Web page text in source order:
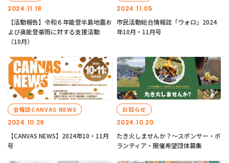
2024.11.18
【活動報告】令和６年能登半島地震お
よび奥能登豪雨に対する支援活動
（10月）
2024.11.05
市民活動総合情報誌「ウォロ」2024
年10月・11月号
2024.10.29
会報誌CANVAS NEWS
【CANVAS NEWS】2024年10・11月
号
2024.10.20
お知らせ
たき火しませんか？～スポンサー・ボ
ランティア・開催希望団体募集